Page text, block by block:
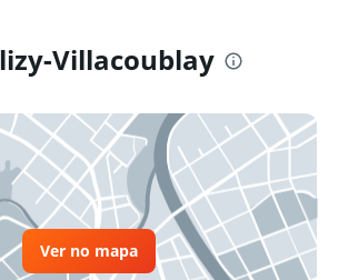
Villacoublay
Ver no mapa